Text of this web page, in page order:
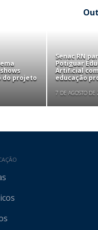
do projeto
Senac RN
Potiguar
Artificial
educação
7 DE AGOSTO DE